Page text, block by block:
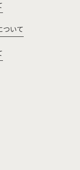
ついて